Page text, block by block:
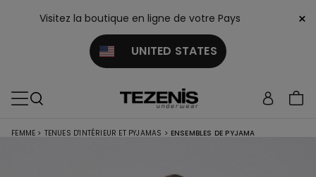
Visitez la boutique en ligne de votre Pays
UNITED STATES
×
FEMME > TENUES D'INTÉRIEUR ET PYJAMAS > ENSEMBLES DE PYJAMA